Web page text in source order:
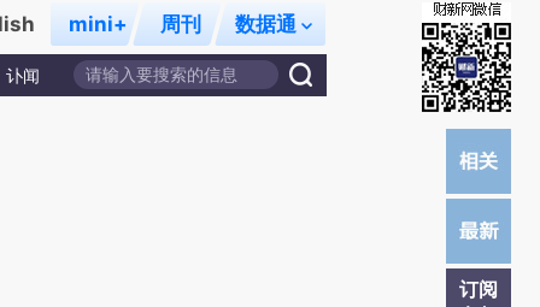
mini+ 周刊 数据通
讣闻
订阅